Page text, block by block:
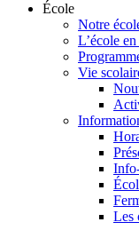
École
Notre
L’école
Vie
Les